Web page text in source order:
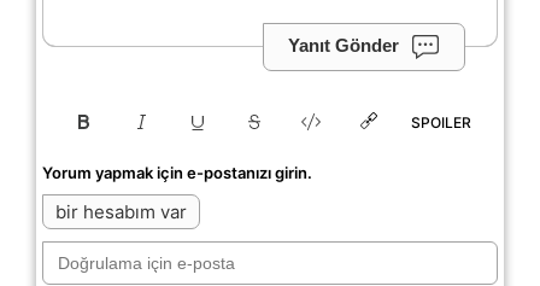
Yanıt Gönder
SPOILER
Yorum yapmak için e-postanızı girin.
bir hesabım var